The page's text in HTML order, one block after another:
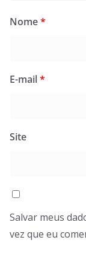
Nome*
E-mail*
Site
Salvar meus
vez que eu